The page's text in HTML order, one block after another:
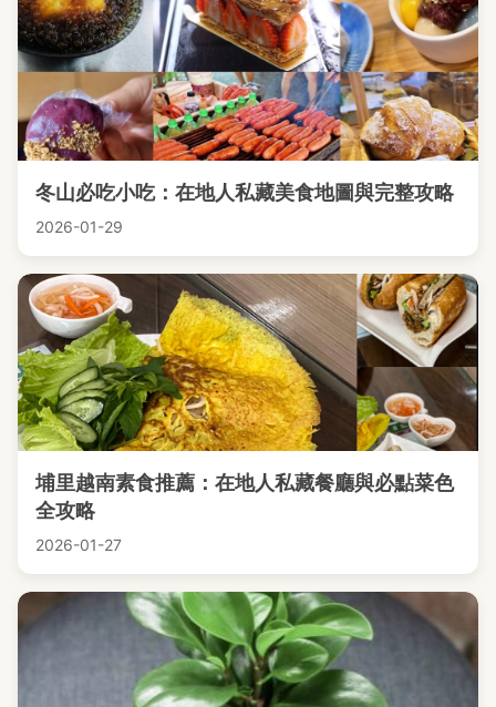
冬山必吃小吃：在地人私藏美食地圖與完整攻略
2026-01-29
埔里越南素食推薦：在地人私藏餐廳與必點菜色
全攻略
2026-01-27